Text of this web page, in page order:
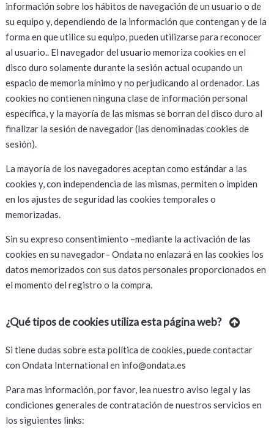
información sobre los hábitos de navegación de un usuario o de
su equipo y, dependiendo de la información que contengan y de la
forma en que utilice su equipo, pueden utilizarse para reconocer
al usuario.. El navegador del usuario memoriza cookies en el
disco duro solamente durante la sesión actual ocupando un
espacio de memoria mínimo y no perjudicando al ordenador. Las
cookies no contienen ninguna clase de información personal
específica, y la mayoría de las mismas se borran del disco duro al
finalizar la sesión de navegador (las denominadas cookies de
sesión).
La mayoría de los navegadores aceptan como estándar a las
cookies y, con independencia de las mismas, permiten o impiden
en los ajustes de seguridad las cookies temporales o
memorizadas.
Sin su expreso consentimiento –mediante la activación de las
cookies en su navegador– Ondata no enlazará en las cookies los
datos memorizados con sus datos personales proporcionados en
el momento del registro o la compra.
¿Qué tipos de cookies utiliza esta página web?
Si tiene dudas sobre esta política de cookies, puede contactar
con Ondata International en info@ondata.es
Para mas información, por favor, lea nuestro aviso legal y las
condiciones generales de contratación de nuestros servicios en
los siguientes links: